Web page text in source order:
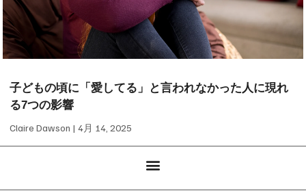
子どもの頃に「愛してる」と言われなかった人に現れ
る7つの影響
Claire Dawson 4月 14, 2025